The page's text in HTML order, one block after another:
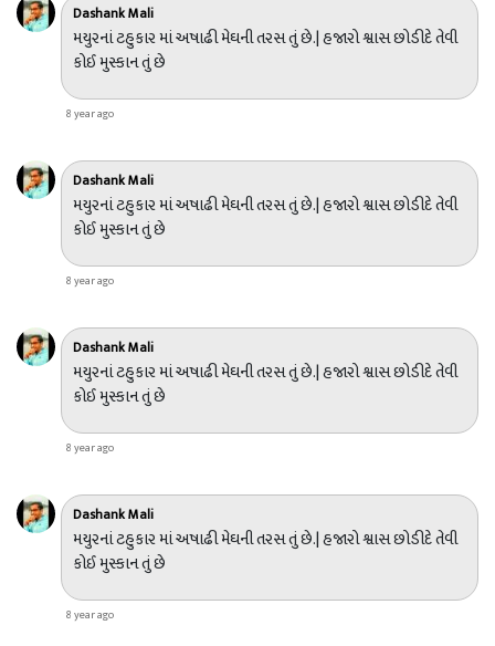
Dashank Mali
મયુરનાં ટહુકાર માં અષાઢી મેઘની તરસ તું છે.| હજારો શ્વાસ છોડીદે તેવી
કોઈ મુસ્કાન તું છે
8 year ago
Dashank Mali
મયુરનાં ટહુકાર માં અષાઢી મેઘની તરસ તું છે.| હજારો શ્વાસ છોડીદે તેવી
કોઈ મુસ્કાન તું છે
8 year ago
Dashank Mali
મયુરનાં ટહુકાર માં અષાઢી મેઘની તરસ તું છે.| હજારો શ્વાસ છોડીદે તેવી
કોઈ મુસ્કાન તું છે
8 year ago
Dashank Mali
મયુરનાં ટહુકાર માં અષાઢી મેઘની તરસ તું છે.| હજારો શ્વાસ છોડીદે તેવી
કોઈ મુસ્કાન તું છે
8 year ago